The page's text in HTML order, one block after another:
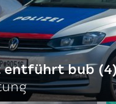
entführt bub